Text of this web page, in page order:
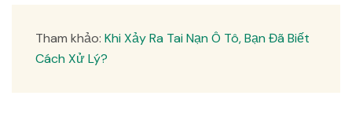
Tham khảo: Khi Xảy Ra Tai Nạn Ô Tô, Bạn Đã Biết
Cách Xử Lý?